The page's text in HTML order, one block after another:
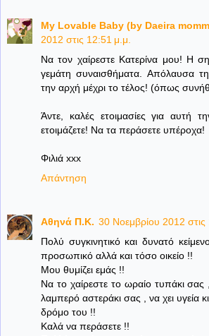
My Lovable Baby (by Daeira
2012 στις 12:51 μ.μ.
Να τον χαίρεστε Κατερίνα μου! Η
γεμάτη συναισθήματα. Απόλαυσα
την αρχή μέχρι το τέλος! (όπως
Άντε, καλές ετοιμασίες για αυτή
ετοιμάζετε! Να τα περάσετε υπέροχα!
Φιλιά xxx
Απάντηση
Aθηνά Π.Κ. 30 Νοεμβρίου 2012 στις
Πολύ συγκινητικό και δυνατό
προσωπικό αλλά και τόσο οικείο !!
Μου θυμίζει εμάς !!
Να το χαίρεστε το ωραίο τυπάκι σας
λαμπερό αστεράκι σας , να χει υγεία
δρόμο του !!
Καλά να περάσετε !!